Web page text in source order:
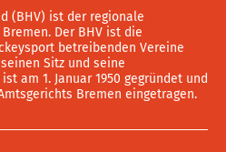
(BHV) ist der regionale
Der BHV ist die
betreibenden Vereine
Sitz und seine
am 1. Januar 1950 gegründet und
Bremen eingetragen.